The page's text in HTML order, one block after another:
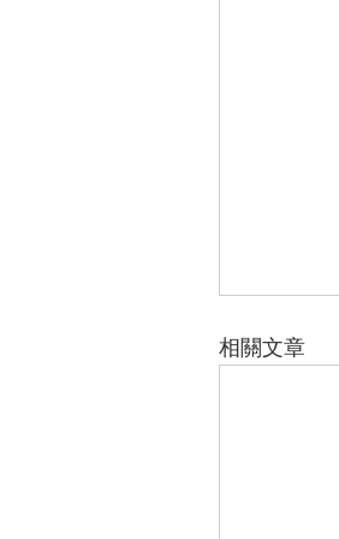
相關文章